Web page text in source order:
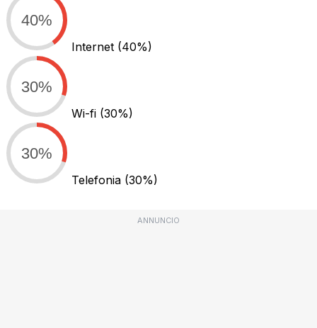
40%
Internet (40%)
30%
Wi-fi (30%)
30%
Telefonia (30%)
ANNUNCIO